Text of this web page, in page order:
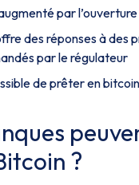
par
des réponses à des
par le régulateur
de prêter en
?